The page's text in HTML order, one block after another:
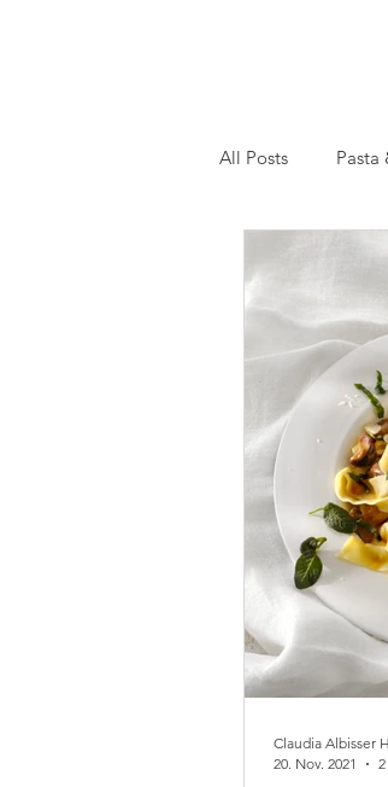
All Posts Pasta
Recettes en
gesund
Claudia Albisser
20. Nov. 2021